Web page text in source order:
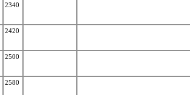
2340
2420
2500
2580